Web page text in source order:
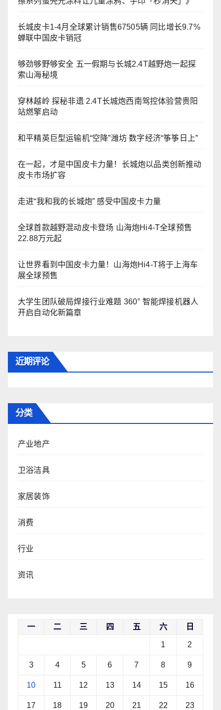
长城皮卡1-4月全球累计销售67505辆 同比增长9.7%
蝉联中国皮卡销冠
够劲够野够安全 五一假期与长城2.4T越野炮一起探
索山海秘境
穿林越岭 探秘非遗 2.4T长城炮西南驾控体验营贵阳
站燃擎启动
和平精英巨型运输机“空降”潍坊 数字经济“筝筝日上”
在一起，才是中国皮卡力量！长城炮以品类创新推动
皮卡市场扩容
走进“我和我的长城炮” 感受中国皮卡力量
全球首款越野混动皮卡登场 山海炮Hi4-T全球预售
22.88万元起
让世界看到中国皮卡力量！山海炮Hi4-T将于上海车
展全球预售
大学生团队破局焊接行业难题 360° 智能焊接机器人
开启自动化新篇章
近期评论
分类
产业地产
卫浴洁具
家居装饰
消费
行业
资讯
一 二 三 四 五 六 日
1 2
3 4 5 6 7 8 9
10 11 12 13 14 15 16
17 18 19 20 21 22 23